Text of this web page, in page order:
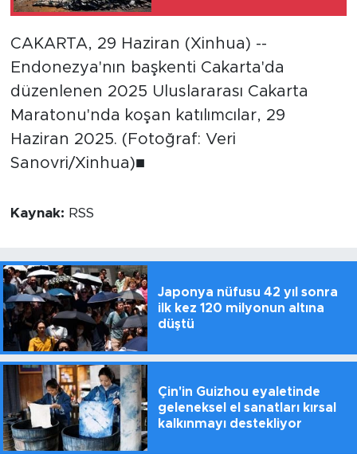
39'a yükseldi
CAKARTA, 29 Haziran (Xinhua) --
Endonezya'nın başkenti Cakarta'da
düzenlenen 2025 Uluslararası Cakarta
Maratonu'nda koşan katılımcılar, 29
Haziran 2025. (Fotoğraf: Veri
Sanovri/Xinhua)■
Kaynak: RSS
Japonya nüfusu 42 yıl sonra
ilk kez 120 milyonun altına
düştü
Çin'in Guizhou eyaletinde
geleneksel el sanatları kırsal
kalkınmayı destekliyor
Seyahat